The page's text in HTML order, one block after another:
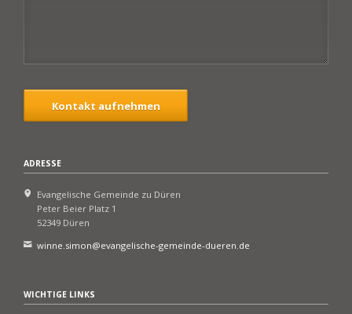
Kontakt aufnehmen
ADRESSE
Evangelische Gemeinde zu Düren
Peter Beier Platz 1
52349 Düren
winne.simon@evangelische-gemeinde-dueren.de
WICHTIGE LINKS